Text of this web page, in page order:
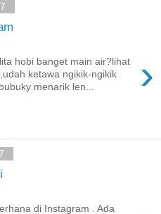
›
hobi banget main air?lihat
ketawa ngikik-ngikik
menarik len...
di Instagram . Ada